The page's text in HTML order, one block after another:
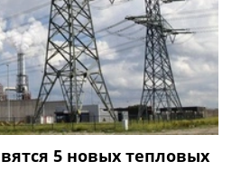
5 новых тепловых